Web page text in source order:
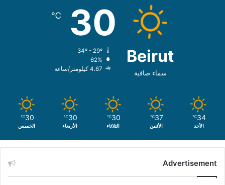
Beirut
سماء صافية
30
℃
62%
4.67 كيلومتر/ساعة
34
℃
الأحد
37
℃
الأثنين
30
℃
الثلاثاء
30
℃
الأربعاء
30
℃
الخميس
Advertisement